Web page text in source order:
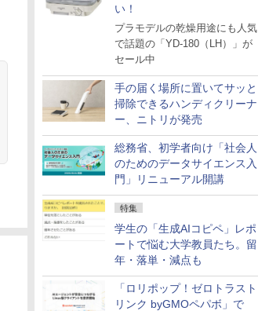
い！
プラモデルの乾燥用途にも人気
で話題の「YD-180（LH）」が
セール中
手の届く場所に置いてサッと
掃除できるハンディクリーナ
ー、ニトリが発売
総務省、初学者向け「社会人
のためのデータサイエンス入
門」リニューアル開講
特集
学生の「生成AIコピペ」レポ
ートで悩む大学教員たち。留
年・落単・減点も
「ロリポップ！ゼロトラスト
リンク byGMOペパボ」で